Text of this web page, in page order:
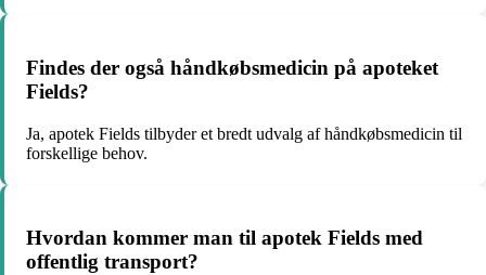
Findes der også håndkøbsmedicin på apoteket
Fields?
Ja, apotek Fields tilbyder et bredt udvalg af håndkøbsmedicin til
forskellige behov.
Hvordan kommer man til apotek Fields med
offentlig transport?